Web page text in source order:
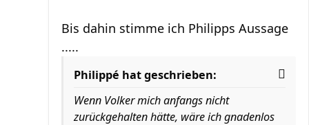
Bis dahin stimme ich Philipps Aussage
.....
Philippé hat geschrieben:
Wenn Volker mich anfangs nicht
zurückgehalten hätte, wäre ich gnadenlos